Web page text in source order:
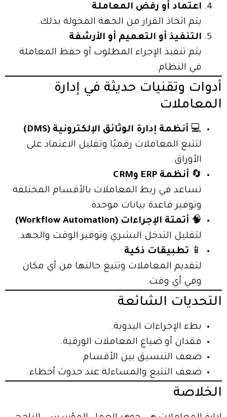
اعتماد أو رفض المعاملة
يتم اتخاذ القرار من الجهة المخولة بذلك.
التنفيذ أو التعميم أو الأرشفة
يتم تنفيذ الإجراء المطلوب أو حفظ المعاملة
في النظام.
أدوات وتقنيات حديثة في إدارة
المعاملات
💻 أنظمة إدارة الوثائق الإلكترونية (DMS)
لتتبع المعاملات رقميًا وتقليل الاعتماد على
الأوراق.
🔄 أنظمة ERP وCRM
تساعد في ربط المعاملات بالأقسام المختلفة
وتوفير قاعدة بيانات موحدة.
🧠 أتمتة الإجراءات (Workflow Automation)
لتقليل التدخل البشري وتوفير الوقت والجهد.
📱 تطبيقات ذكية
لتقديم المعاملات وتتبع حالتها من أي مكان
وفي أي وقت.
التحديات الشائعة
بطء الإجراءات اليدوية.
فقدان أو ضياع المعاملات الورقية.
ضعف التنسيق بين الأقسام.
ضعف التتبع والمساءلة عند حدوث أخطاء.
الخلاصة